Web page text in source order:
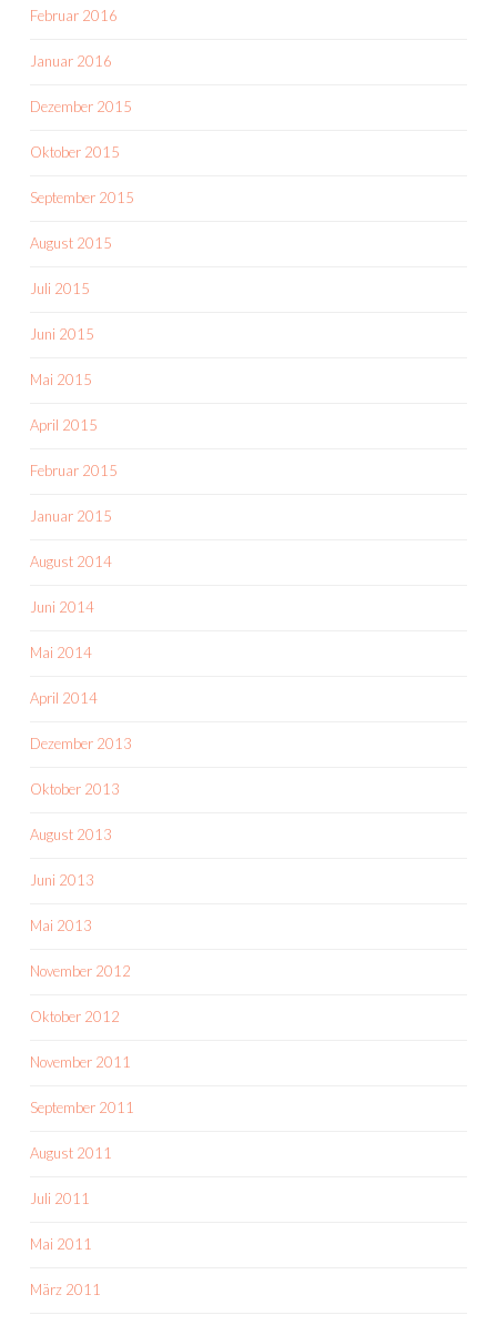
Februar 2016
Januar 2016
Dezember 2015
Oktober 2015
September 2015
August 2015
Juli 2015
Juni 2015
Mai 2015
April 2015
Februar 2015
Januar 2015
August 2014
Juni 2014
Mai 2014
April 2014
Dezember 2013
Oktober 2013
August 2013
Juni 2013
Mai 2013
November 2012
Oktober 2012
November 2011
September 2011
August 2011
Juli 2011
Mai 2011
März 2011